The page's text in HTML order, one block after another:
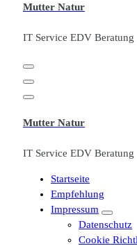
Mutter Natur
IT Service EDV Beratung
Mutter Natur
IT Service EDV Beratung
Startseite
Empfehlung
Impressum
Datenschutz
Cookie